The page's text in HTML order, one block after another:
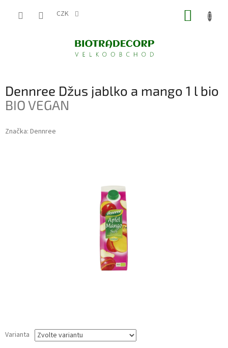
CZK
Dennree Džus jablko a mango 1 l bio
BIO VEGAN
Značka: Dennree
Varianta